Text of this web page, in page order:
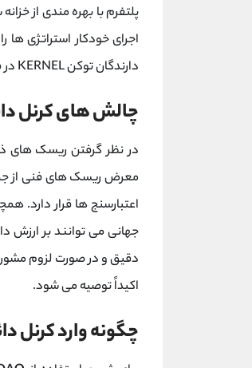
پلتفرم با بهره ‌مندی از
اجرای خودکار استراتژی
دارندگان توکن KERNEL در فرآیندهای تصمیم‌ گیری و توسعه پروتکل را ممکن می ‌سازد.
چالش های کرنل
در نظر گرفتن ریسک ‌های
معرض ریسک ‌های فنی از
جهانی می ‌توانند بر ارزش
دقیق و در صورت لزوم
اکیداً توصیه می ‌شود.
چگونه وارد کرنل